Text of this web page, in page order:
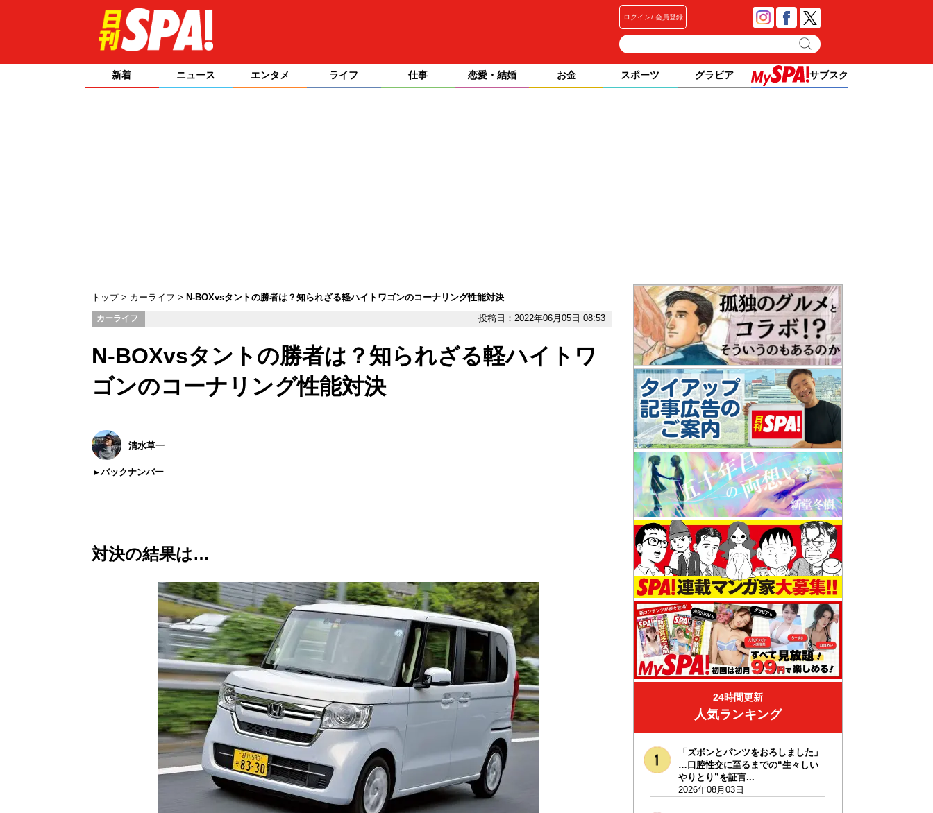
ログイン 会員登録
新着 ニュース エンタメ ライフ 仕事 恋愛・結婚 お金 スポーツ グラビア サブスク
トップ カーライフ N-BOXvsタントの勝者は？知られざる軽ハイトワゴンのコーナリング性能対決
カーライフ 投稿日：2022年06月05日 08:53
N-BOXvsタントの勝者は？知られざる軽ハイトワ
ゴンのコーナリング性能対決
清水草一
バックナンバー
対決の結果は…
24時間更新
人気ランキング
「ズボンとパンツをおろしました」
…口腔性交に至るまでの“生々しい
やりとり”を証言...
2026年08月03日